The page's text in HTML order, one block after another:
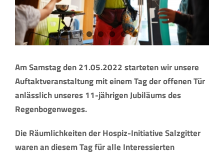
Am Samstag den 21.05.2022 starteten wir unsere
Auftaktveranstaltung mit einem Tag der offenen Tür
anlässlich unseres 11-jährigen Jubiläums des
Regenbogenweges.
Die Räumlichkeiten der Hospiz-Initiative Salzgitter
waren an diesem Tag für alle Interessierten